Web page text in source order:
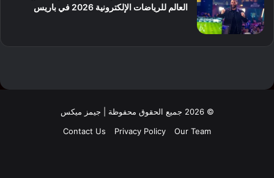
العالم للرياضات الإلكترونية 2026 في باريس
© 2026 جميع الحقوق محفوظة | جيمز ميكس
Our Team
Privacy Policy
Contact Us